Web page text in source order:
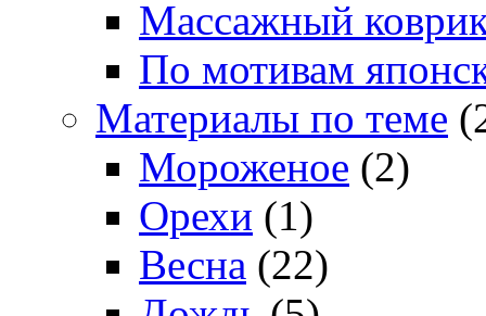
Массажный
По мотивам
Материалы по теме
Мороженое (2)
Орехи (1)
Весна (22)